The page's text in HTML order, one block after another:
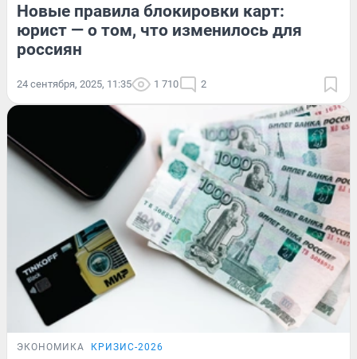
Новые правила блокировки карт:
юрист — о том, что изменилось для
россиян
24 сентября, 2025, 11:35 1 710 2
ЭКОНОМИКА КРИЗИС-2026